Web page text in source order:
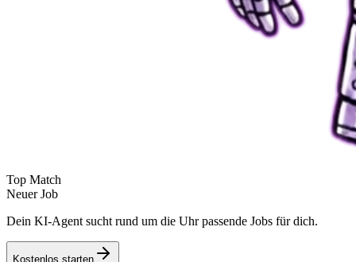
Top Match
Neuer Job
Dein KI-Agent sucht rund um die Uhr passende Jobs für dich.
Kostenlos starten